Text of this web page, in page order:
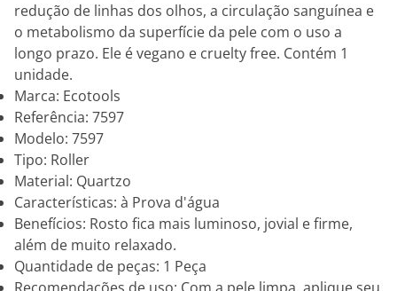
redução de linhas dos olhos, a circulação sanguínea e
o metabolismo da superfície da pele com o uso a
longo prazo. Ele é vegano e cruelty free. Contém 1
unidade.
Marca: Ecotools
Referência: 7597
Modelo: 7597
Tipo: Roller
Material: Quartzo
Características: à Prova d'água
Benefícios: Rosto fica mais luminoso, jovial e firme,
além de muito relaxado.
Quantidade de peças: 1 Peça